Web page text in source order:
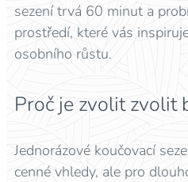
sezení trvá 60 minut a
prostředí, které vás
osobního růstu.
Proč je zvolit zvolit
Jednorázové koučovací
cenné vhledy, ale pro